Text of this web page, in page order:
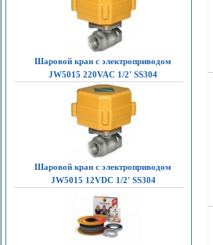
Шаровой кран с электроприводом
JW5015 220VAC 1/2' SS304
Шаровой кран с электроприводом
JW5015 12VDC 1/2' SS304